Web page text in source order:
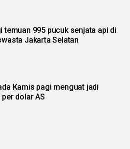
temuan 995 pucuk senjata api di
Jakarta Selatan
Kamis pagi menguat jadi
per dolar AS